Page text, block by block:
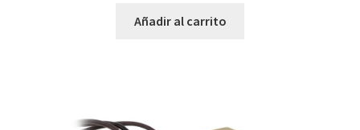
Añadir al carrito